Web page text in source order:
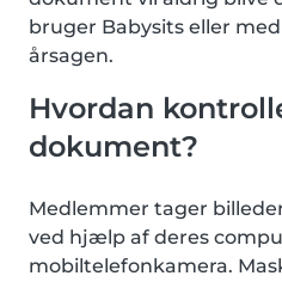
bruger Babysits eller
årsagen.
Hvordan
dokument?
Medlemmer tager
ved hjælp af deres
mobiltelefonkamera.